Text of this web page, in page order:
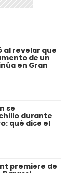
al revelar que
de un
en Gran
se
durante
qué dice el
premiere de